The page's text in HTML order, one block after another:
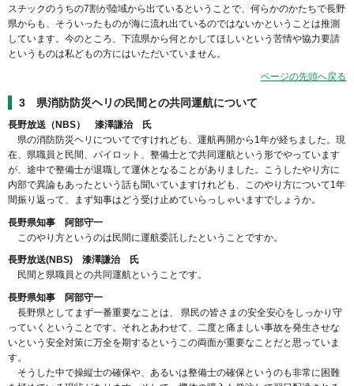
スチックのうちの7割が陸域から出ているということで、何らかのかたちで長野
県からも、そういったものが海に流れ出ているのではないかということは推測
しています。今のところ、下流県から何とかしてほしいという苦情や協力要請
というものは私どもの方にはいただいていません。
ページの先頭へ戻る
3 県消防防災ヘリの民間との共同運航について
長野放送（NBS） 漆澤謙治 氏
県の消防防災ヘリについてですけれども、運航再開から1年が経ちました。現
在、県職員と民間、パイロット、整備士とで共同運航という形でやっています
が、途中で整備士が退職して運休となることがありました。こうしたやり方に
内部で異論もあったという話も聞いていますけれども、このやり方について1年
間振り返って、まず知事はどう受け止めていらっしゃいますでしょうか。
長野県知事 阿部守一
このやり方というのは民間に運航委託したということですか。
長野放送(NBS) 漆澤謙治 氏
民間と県職員との共同運航ということです。
長野県知事 阿部守一
長野県としてまず一番重要なことは、 県民の皆さまの安全安心をしっかり守
っていくということです。それとあわせて、二度と痛ましい事故を発生させな
いという安全対策に万全を期するというこの両面が重要なことだと思っていま
す。
そうした中で操縦士の確保や、あるいは整備士の確保というのも非常に困難